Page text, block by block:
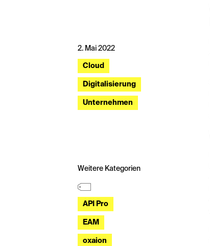
2. Mai 2022
Cloud
Digitalisierung
Unternehmen
Weitere Kategorien
API Pro
EAM
oxaion